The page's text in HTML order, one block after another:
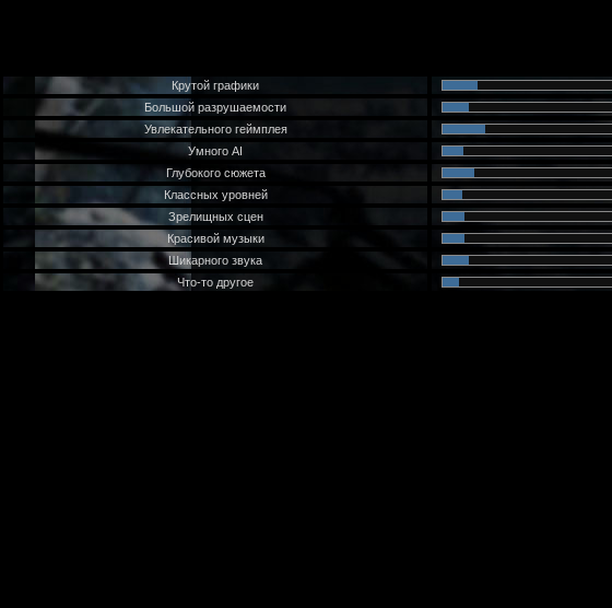
Крутой графики
Большой разрушаемости
Увлекательного геймплея
Умного AI
Глубокого сюжета
Классных уровней
Зрелищных сцен
Красивой музыки
Шикарного звука
Что-то другое